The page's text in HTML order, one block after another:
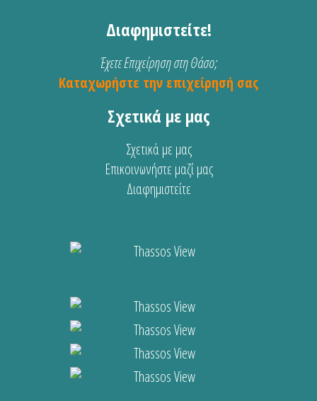
Διαφημιστείτε!
Έχετε Επιχείρηση στη Θάσο;
Καταχωρήστε την επιχείρησή σας
Σχετικά με μας
Σχετικά με μας
Επικοινωνήστε μαζί μας
Διαφημιστείτε